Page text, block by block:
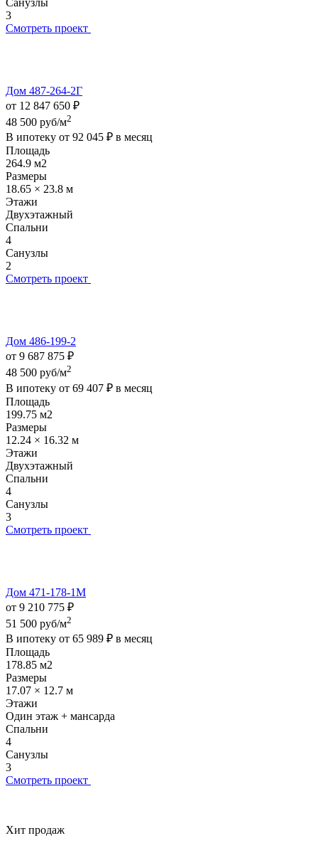
Санузлы
3
Смотреть проект
Дом 487-264-2Г
от 12 847 650 ₽
48 500 руб/м2
В ипотеку от 92 045 ₽ в месяц
Площадь
264.9 м2
Размеры
18.65 × 23.8 м
Этажи
Двухэтажный
Спальни
4
Санузлы
2
Смотреть проект
Дом 486-199-2
от 9 687 875 ₽
48 500 руб/м2
В ипотеку от 69 407 ₽ в месяц
Площадь
199.75 м2
Размеры
12.24 × 16.32 м
Этажи
Двухэтажный
Спальни
4
Санузлы
3
Смотреть проект
Дом 471-178-1М
от 9 210 775 ₽
51 500 руб/м2
В ипотеку от 65 989 ₽ в месяц
Площадь
178.85 м2
Размеры
17.07 × 12.7 м
Этажи
Один этаж + мансарда
Спальни
4
Санузлы
3
Смотреть проект
Хит продаж